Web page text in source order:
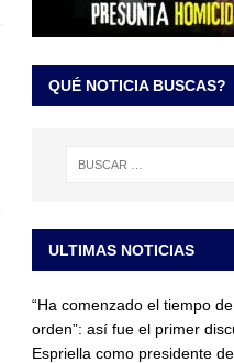
QUÉ NOTICIA BUSCAS?
ULTIMAS NOTICIAS
“Ha comenzado el tiempo
orden”: así fue el primer
Espriella como presidente